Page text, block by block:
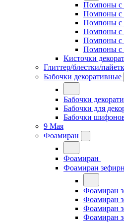
Помпоны с
Помпоны с
Помпоны с
Помпоны с
Помпоны с
Помпоны с
Кисточки
Глиттер/блестки/
Бабочки декоративные
Бабочки
Бабочки для
Бабочки
9 Мая
Фоамиран
Фоамиран
Фоамиран
Фоамиран
Фоамиран
Фоамиран
Фоамиран